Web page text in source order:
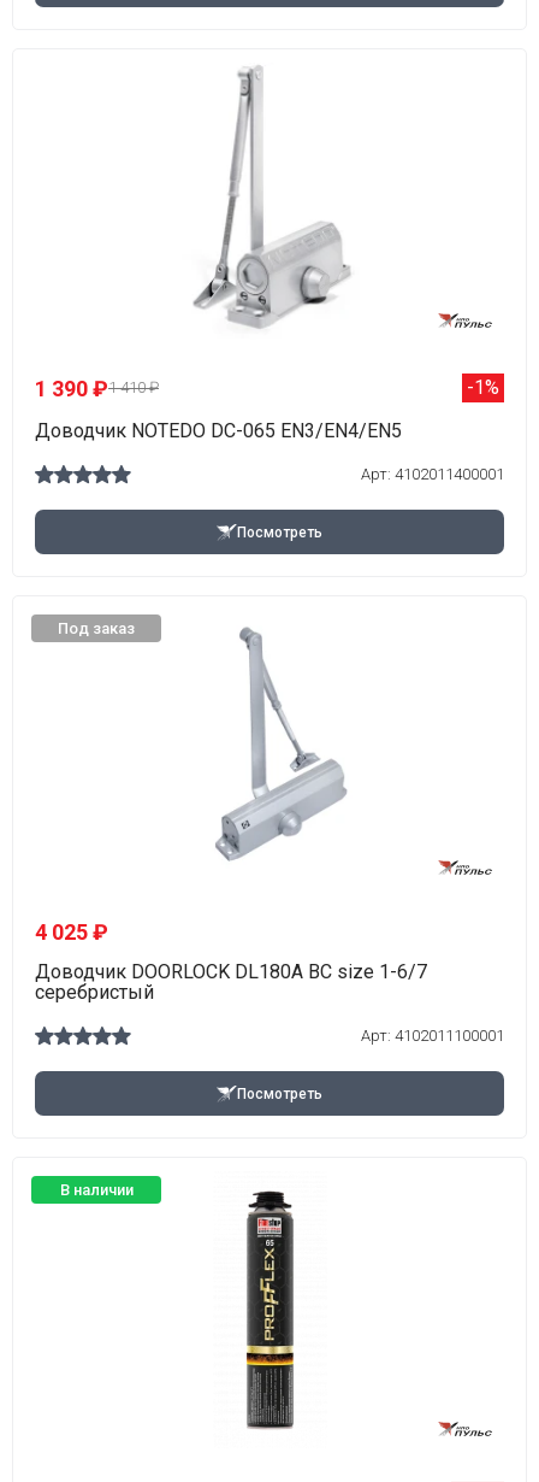
1 390 ₽1 410 ₽
-1%
Доводчик NOTEDO DC-065 EN3/EN4/EN5
Арт: 4102011400001
Посмотреть
Под заказ
4 025 ₽
Доводчик DOORLOCK DL180A BC size 1-6/7
серебристый
Арт: 4102011100001
Посмотреть
В наличии